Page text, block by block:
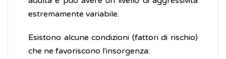
estremamente variabile.
Esistono alcune condizioni (fattori di rischio)
che ne favoriscono l'insorgenza: